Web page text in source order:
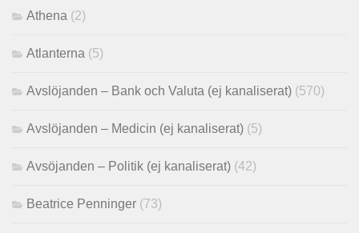
Athena (2)
Atlanterna (5)
Avslöjanden – Bank och Valuta (ej kanaliserat) (570)
Avslöjanden – Medicin (ej kanaliserat) (5)
Avsöjanden – Politik (ej kanaliserat) (42)
Beatrice Penninger (73)